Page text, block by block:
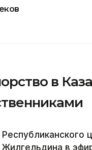
в
Жилгельдина в